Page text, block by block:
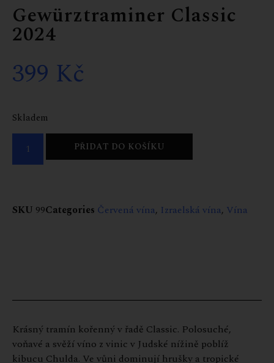
Gewürztraminer Classic
2024
399 Kč
Skladem
PŘIDAT DO KOŠÍKU
SKU 99Categories Červená vína, Izraelská vína, Vína
Krásný tramín kořenný v řadě Classic. Polosuché,
voňavé a svěží víno z vinic v Judské nížině poblíž
kibucu Chulda. Ve vůni dominují hrušky a tropické